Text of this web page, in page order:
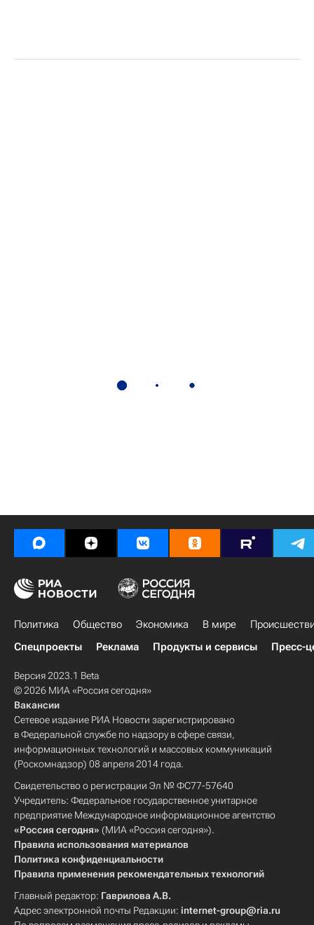
Политика Общество Экономика В мире
Спецпроекты
Реклама Продукты и сервисы Пресс-
Версия 2023.1 Beta
© 2026 МИА «Россия сегодня»
Вакансии
Сетевое издание РИА Новости зарегистрировано
в Федеральной службе по надзору в сфере связи,
информационных технологий и массовых коммуникаций
(Роскомнадзор) 08 апреля 2014 года.
Свидетельство о регистрации Эл № ФС77-57640
Учредитель: Федеральное государственное унитарное
предприятие Международное информационное агентство
«Россия сегодня» (МИА «Россия сегодня»).
Правила использования материалов
Политика конфиденциальности
Правила применения рекомендательных технологий
Главный редактор: Гаврилова А.В.
Адрес электронной почты Редакции: internet-group@ria.ru